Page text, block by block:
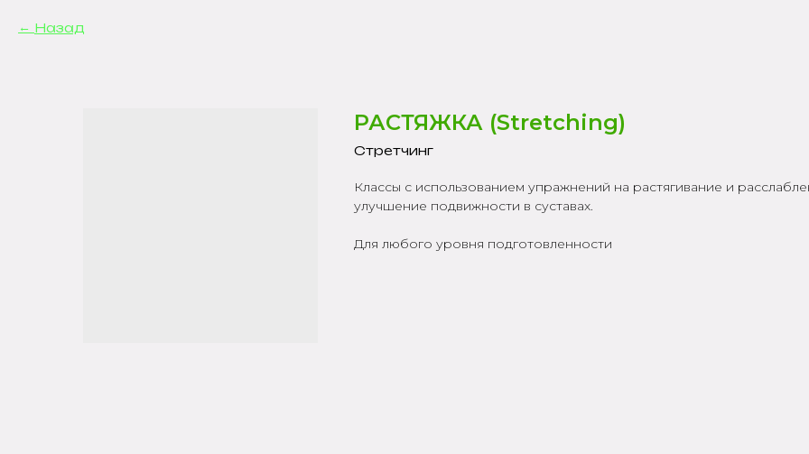
Назад
РАСТЯЖКА (Stretching)
Стретчинг
Классы с использованием упражнений на растягивание и
улучшение подвижности в суставах.
Для любого уровня подготовленности